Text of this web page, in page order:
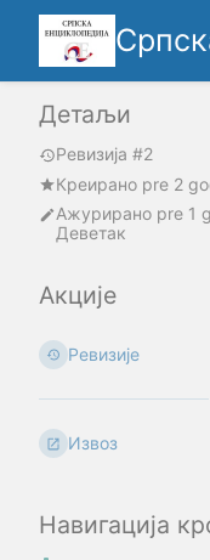
Детаљи
Ревизија #2
Креирано pre 2
Ажурирано pre 1
Деветак
Акције
Ревизије
Извоз
Навигација